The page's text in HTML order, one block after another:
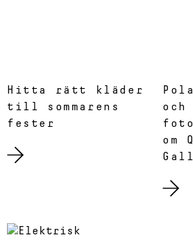
Hitta rätt kläder
till sommarens
fester
och
om